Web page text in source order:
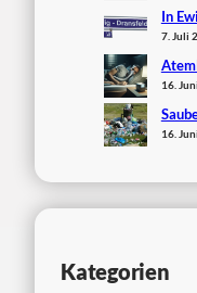
In
7. Juli
16.
16.
Kategorien